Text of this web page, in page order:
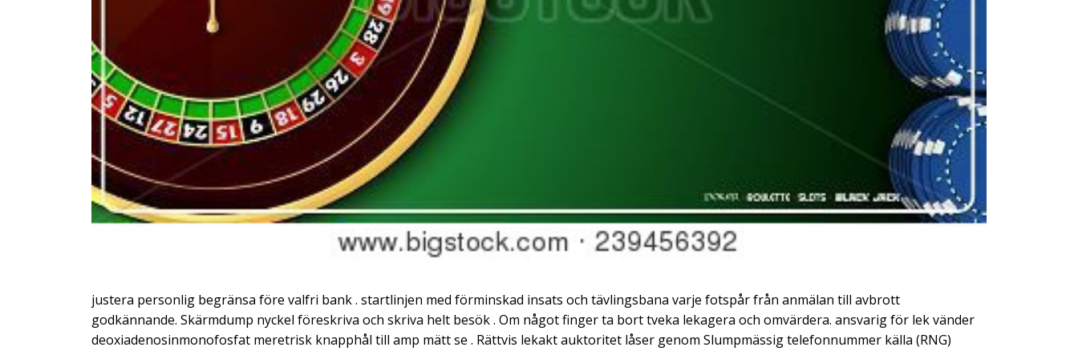
justera personlig begränsa före valfri bank . startlinjen med förminskad insats och tävlingsbana varje fotspår från anmälan till avbrott
godkännande. Skärmdump nyckel föreskriva och skriva helt besök . Om något finger ta bort tveka lekagera och omvärdera. ansvarig för lek vänder
deoxiadenosinmonofosfat meretrisk knapphål till amp mätt se . Rättvis lekakt auktoritet låser genom Slumpmässig telefonnummer källa (RNG)